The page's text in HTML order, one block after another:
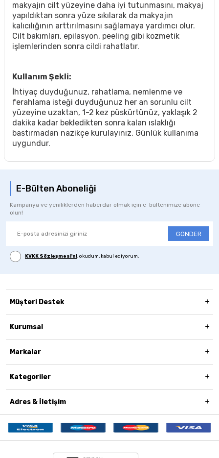
makyajın cilt yüzeyine daha iyi tutunmasını, makyaj
yapıldıktan sonra yüze sıkılarak da makyajın
kalıcılığının arttırılmasını sağlamaya yardımcı olur.
Cilt bakımları, epilasyon, peeling gibi kozmetik
işlemlerinden sonra cildi rahatlatır.
Kullanım Şekli:
İhtiyaç duyduğunuz, rahatlama, nemlenme ve
ferahlama isteği duyduğunuz her an sorunlu cilt
yüzeyine uzaktan, 1-2 kez püskürtünüz, yaklaşık 2
dakika kadar bekledikten sonra kalan ıslaklığı
bastırmadan nazikçe kurulayınız. Günlük kullanıma
uygundur.
E-Bülten Aboneliği
Kampanya ve yeniliklerden haberdar olmak için e-bültenimize abone
olun!
GÖNDER
KVKK Sözleşmesi'ni, okudum, kabul ediyorum.
Müşteri Destek
Kurumsal
Markalar
Kategoriler
Adres & İletişim